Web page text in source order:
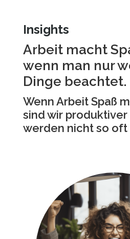
Insights
Arbeit macht
wenn man nur
Dinge beachtet.
Wenn Arbeit Spaß
sind wir produktiver
werden nicht so oft